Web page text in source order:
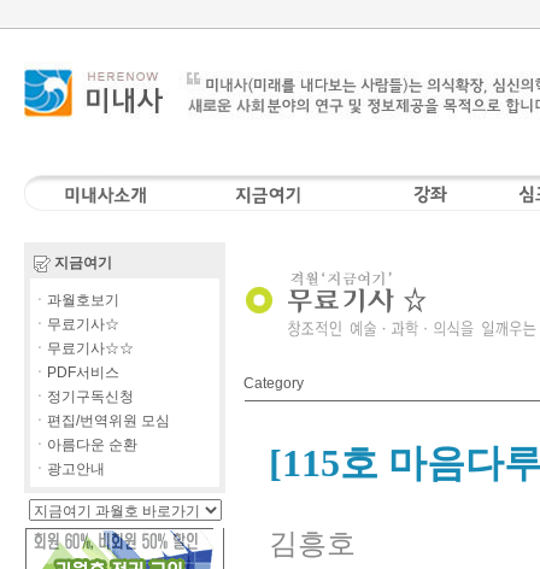
지금여기
ㆍ과월호보기
ㆍ무료기사☆
ㆍ무료기사☆☆
ㆍPDF서비스
ㆍ정기구독신청
ㆍ편집/번역위원 모심
ㆍ아름다운 순환
ㆍ광고안내
Category
[115호 마음다
김흥호